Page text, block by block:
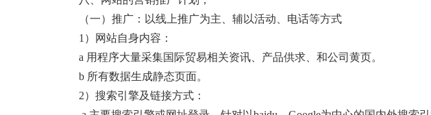
（一）推广：以线上推广为主、辅以活动、电话等方式
1）网站自身内容：
a 用程序大量采集国际贸易相关资讯、产品供求、和公司黄页。
b 所有数据生成静态页面。
2）搜索引擎及链接方式：